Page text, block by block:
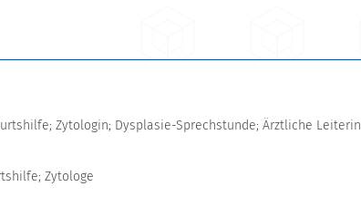
Zytologin; Dysplasie-Sprechstunde; Ärztliche Leiterin
Zytologe